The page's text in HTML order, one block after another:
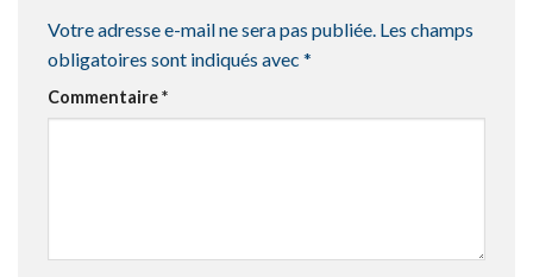
Votre adresse e-mail ne sera pas publiée. Les champs
obligatoires sont indiqués avec *
Commentaire*